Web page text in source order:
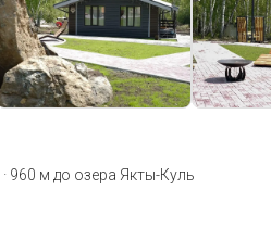
· 960 м до озера Якты-Куль